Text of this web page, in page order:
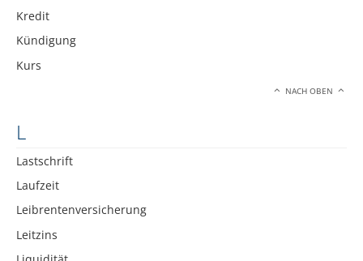
Kredit
Kündigung
Kurs
NACH OBEN
L
Lastschrift
Laufzeit
Leibrentenversicherung
Leitzins